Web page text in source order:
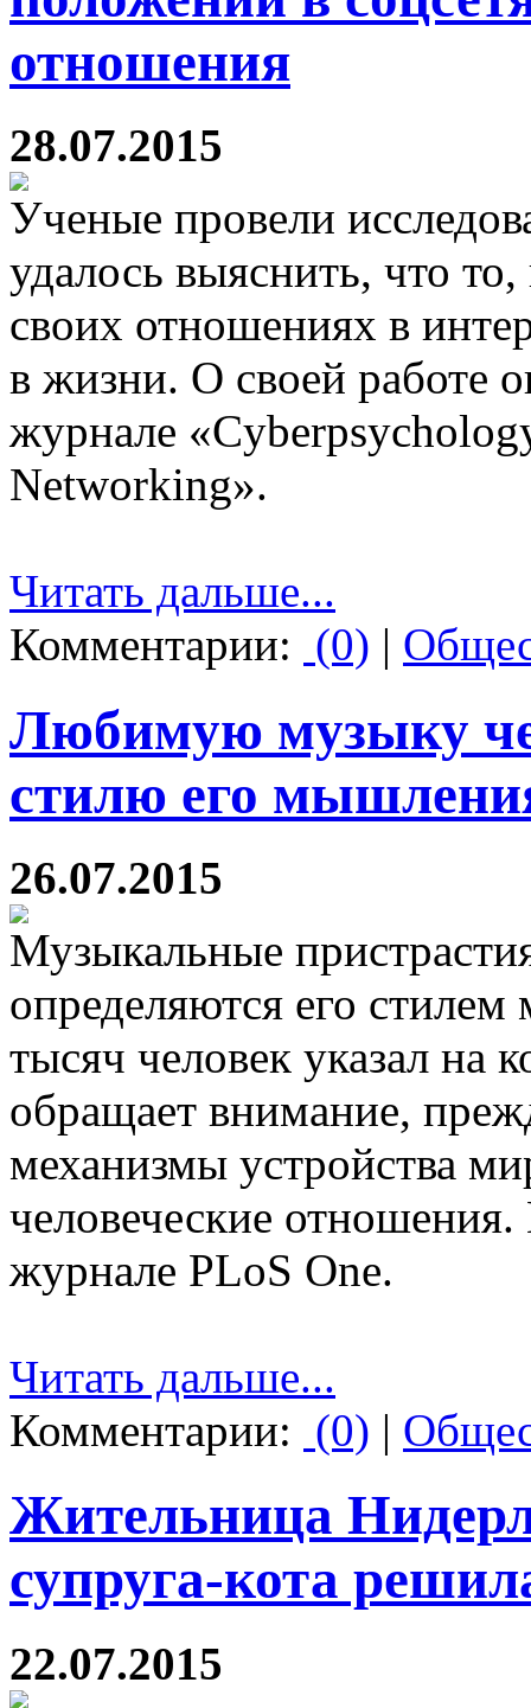
отношения
28.07.2015
Ученые провели
удалось выяснить, что
своих отношениях в
в жизни. О своей работе
журнале
Networking».
Читать дальше...
Комментарии: (0) |
Любимую музыку
стилю его
26.07.2015
Музыкальные
определяются его
тысяч человек указал на
обращает внимание,
механизмы устройства
человеческие отношения.
журнале PLoS One.
Читать дальше...
Комментарии: (0) |
Жительница
супруга-кота
22.07.2015